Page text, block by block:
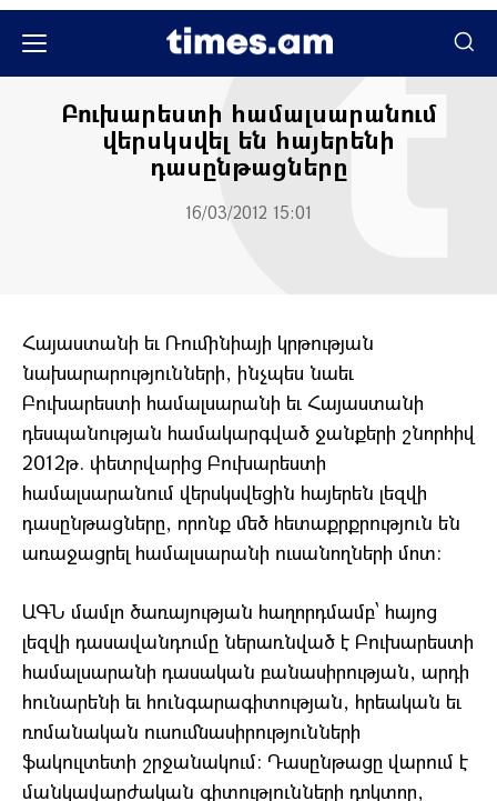
Բուխարեստի համալսարանում
վերսկսվել են հայերենի
դասընթացները
16/03/2012 15:01
Հայաստանի եւ Ռումինիայի կրթության
նախարարությունների, ինչպես նաեւ
Բուխարեստի համալսարանի եւ Հայաստանի
դեսպանության համակարգված ջանքերի շնորհիվ
2012թ. փետրվարից Բուխարեստի
համալսարանում վերսկսվեցին հայերեն լեզվի
դասընթացները, որոնք մեծ հետաքրքրություն են
առաջացրել համալսարանի ուսանողների մոտ:
ԱԳՆ մամլո ծառայության հաղորդմամբ՝ հայոց
լեզվի դասավանդումը ներառնված է Բուխարեստի
համալսարանի դասական բանասիրության, արդի
հունարենի եւ հունգարագիտության, հրեական եւ
ռոմանական ուսումնասիրությունների
ֆակուլտետի շրջանակում: Դասընթացը վարում է
մանկավարժական գիտությունների դոկտոր,